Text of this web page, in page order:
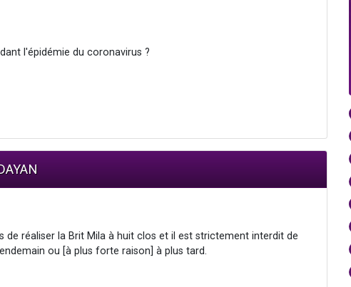
l'épidémie du coronavirus ?
de réaliser la Brit Mila à huit clos et il est strictement interdit de
ou [à plus forte raison] à plus tard.